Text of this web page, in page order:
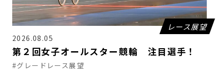
レース展望
2026.08.05
第２回女子オールスター競輪 注目選手！
#グレードレース展望